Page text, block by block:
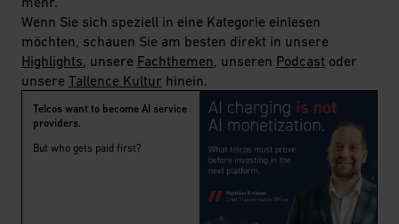
Wenn Sie sich speziell in eine Kategorie einlesen
möchten, schauen Sie am besten direkt in unsere
Highlights , unsere Fachthemen , unseren Podcast oder
unsere Tallence Kultur hinein.
Telcos want to become AI service
providers.
But who gets paid first?